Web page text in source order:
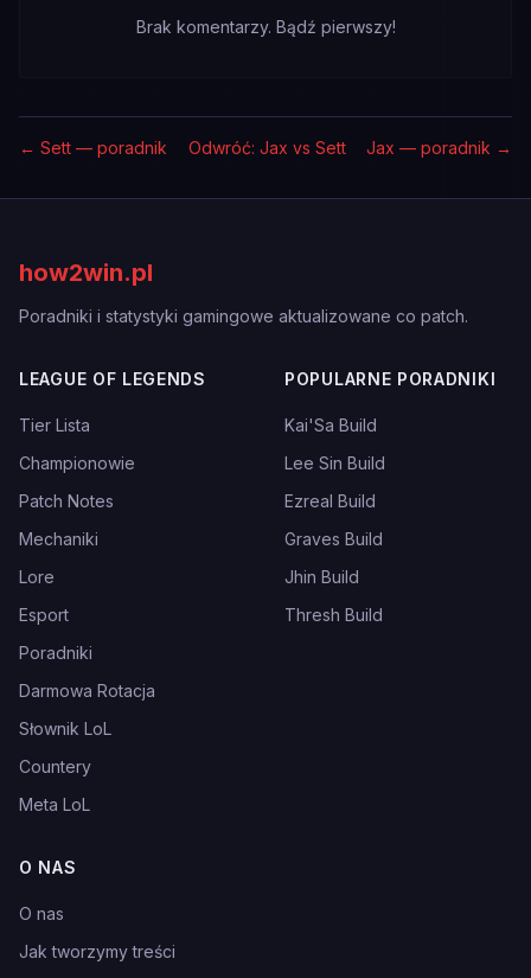
Brak komentarzy. Bądź pierwszy!
← Sett — poradnik Odwróć: Jax vs Sett Jax — poradnik →
how2win.pl
Poradniki i statystyki gamingowe aktualizowane co patch.
LEAGUE OF LEGENDS
Tier Lista
Championowie
Patch Notes
Mechaniki
Lore
Esport
Poradniki
Darmowa Rotacja
Słownik LoL
Countery
Meta LoL
POPULARNE PORADNIKI
Kai'Sa Build
Lee Sin Build
Ezreal Build
Graves Build
Jhin Build
Thresh Build
O NAS
O nas
Jak tworzymy treści